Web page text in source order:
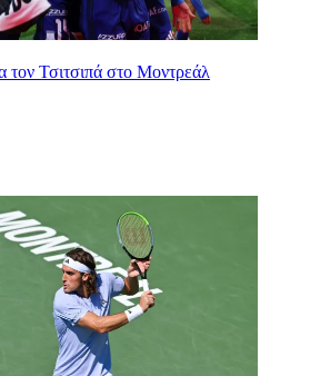
τον Τσιτσιπά στο Μοντρεάλ